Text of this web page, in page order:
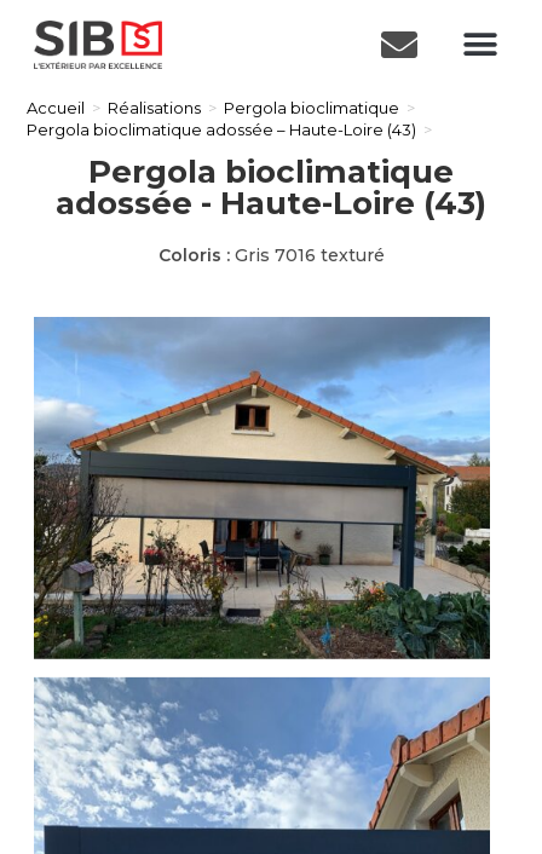
Accueil > Réalisations > Pergola bioclimatique >
Pergola bioclimatique adossée – Haute-Loire (43) >
Pergola bioclimatique
adossée - Haute-Loire (43)
Coloris :Gris 7016 texturé